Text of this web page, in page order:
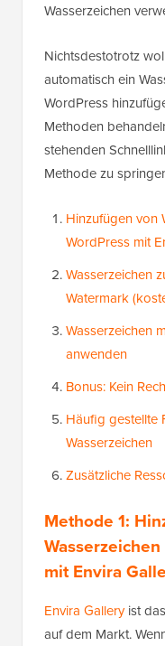
Wasserzeichen
Nichtsdestotrotz
automatisch ein
WordPress
Methoden
stehenden
Methode zu
Hinzufügen von
WordPress mit
Wasserzeichen
Watermark
Wasserzeichen
anwenden
Bonus: Kein
Häufig gestellte
Wasserzeichen
Zusätzliche
Methode 1:
mit Envira
Envira Galleryist das
auf dem Markt.